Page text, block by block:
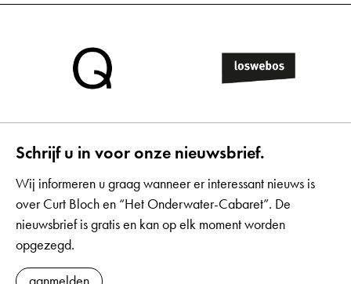
Schrijf u in voor onze nieuwsbrief.
Wij informeren u graag wanneer er interessant nieuws is
over Curt Bloch en “Het Onderwater-Cabaret”. De
nieuwsbrief is gratis en kan op elk moment worden
opgezegd.